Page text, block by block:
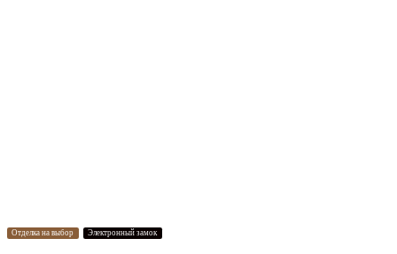
Отделка на выбор Электронный замок